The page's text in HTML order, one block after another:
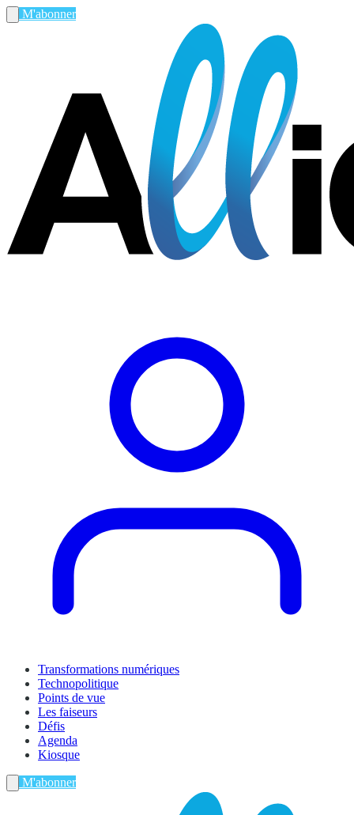
M'abonner
Transformations numériques
Technopolitique
Points de vue
Les faiseurs
Défis
Agenda
Kiosque
M'abonner